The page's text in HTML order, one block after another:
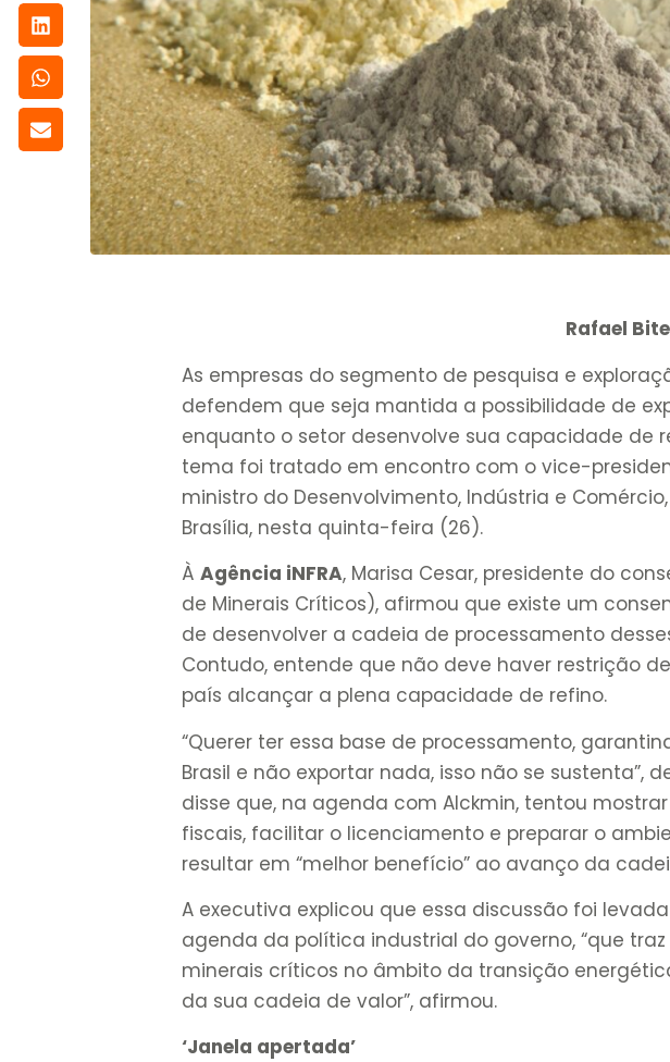
Rafael
As empresas do segmento de pesquisa e
defendem que seja mantida a possibilidade de
enquanto o setor desenvolve sua capacidade de
tema foi tratado em encontro com o vice-
ministro do Desenvolvimento, Indústria e
Brasília, nesta quinta-feira (26).
ÀAgência iNFRA, Marisa Cesar, presidente do
de Minerais Críticos), afirmou que existe um
de desenvolver a cadeia de processamento
Contudo, entende que não deve haver restrição
país alcançar a plena capacidade de refino.
“Querer ter essa base de processamento,
Brasil e não exportar nada, isso não se sustenta”,
disse que, na agenda com Alckmin, tentou
fiscais, facilitar o licenciamento e preparar o
resultar em “melhor benefício” ao avanço da
A executiva explicou que essa discussão foi
agenda da política industrial do governo, “que
minerais críticos no âmbito da transição
da sua cadeia de valor”, afirmou.
‘Janela apertada’